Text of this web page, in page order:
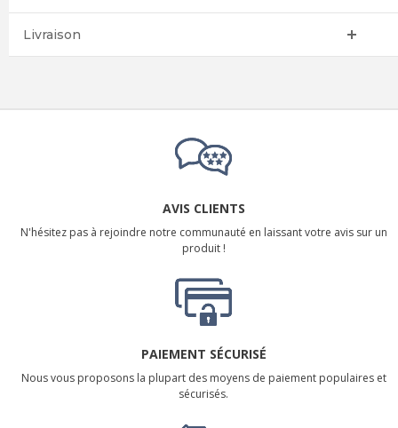
Livraison
AVIS CLIENTS
N'hésitez pas à rejoindre notre communauté en laissant votre avis sur un
produit !
PAIEMENT SÉCURISÉ
Nous vous proposons la plupart des moyens de paiement populaires et
sécurisés.